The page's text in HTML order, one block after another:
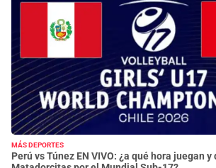
MÁS DEPORTES
Perú vs Túnez EN VIVO: ¿a qué hora juegan